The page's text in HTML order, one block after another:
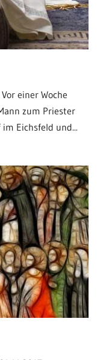
einer Woche
zum Priester
Eichsfeld und...